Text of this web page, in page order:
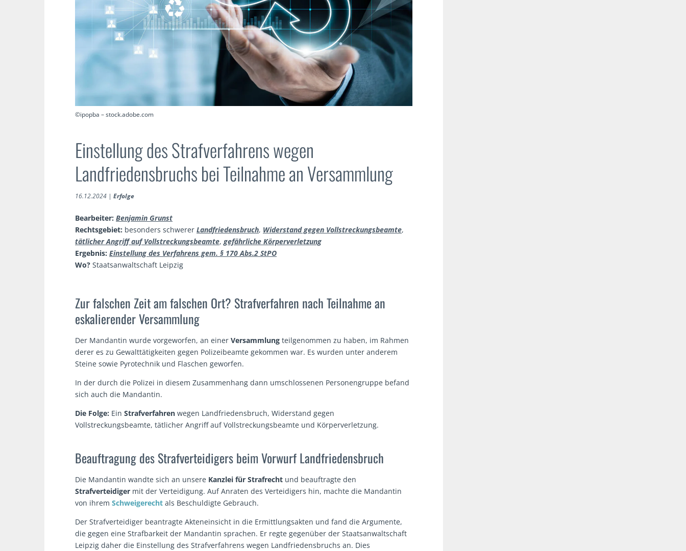
©ipopba – stock.adobe.com
Einstellung des Strafverfahrens wegen
Landfriedensbruchs bei Teilnahme an Versammlung
16.12.2024 |Erfolge
Bearbeiter: Benjamin Grunst
Rechtsgebiet: besonders schwererLandfriedensbruch, Widerstand gegen Vollstreckungsbeamte,
tätlicher Angriff auf Vollstreckungsbeamte,gefährliche Körperverletzung
Ergebnis: Einstellung des Verfahrens gem. § 170 Abs.2 StPO
Wo? Staatsanwaltschaft Leipzig
Zur falschen Zeit am falschen Ort? Strafverfahren nach Teilnahme an
eskalierender Versammlung
Der Mandantin wurde vorgeworfen, an einerVersammlung teilgenommen zu haben, im Rahmen
derer es zu Gewalttätigkeiten gegen Polizeibeamte gekommen war. Es wurden unter anderem
Steine sowie Pyrotechnik und Flaschen geworfen.
In der durch die Polizei in diesem Zusammenhang dann umschlossenen Personengruppe befand
sich auch die Mandantin.
Die Folge: EinStrafverfahren wegen Landfriedensbruch, Widerstand gegen
Vollstreckungsbeamte, tätlicher Angriff auf Vollstreckungsbeamte und Körperverletzung.
Beauftragung des Strafverteidigers beim Vorwurf Landfriedensbruch
Die Mandantin wandte sich an unsere Kanzlei für Strafrecht und beauftragte den
Strafverteidiger mit der Verteidigung. Auf Anraten des Verteidigers hin, machte die Mandantin
von ihremSchweigerecht als Beschuldigte Gebrauch.
Der Strafverteidiger beantragte Akteneinsicht in die Ermittlungsakten und fand die Argumente,
die gegen eine Strafbarkeit der Mandantin sprachen. Er regte gegenüber der Staatsanwaltschaft
Leipzig daher die Einstellung des Strafverfahrens wegen Landfriedensbruchs an. Dies